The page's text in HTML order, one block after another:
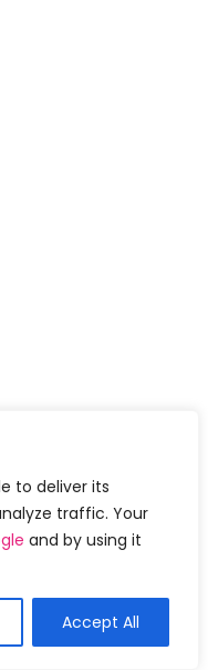
to deliver its
traffic. Your
and by using it
Accept All